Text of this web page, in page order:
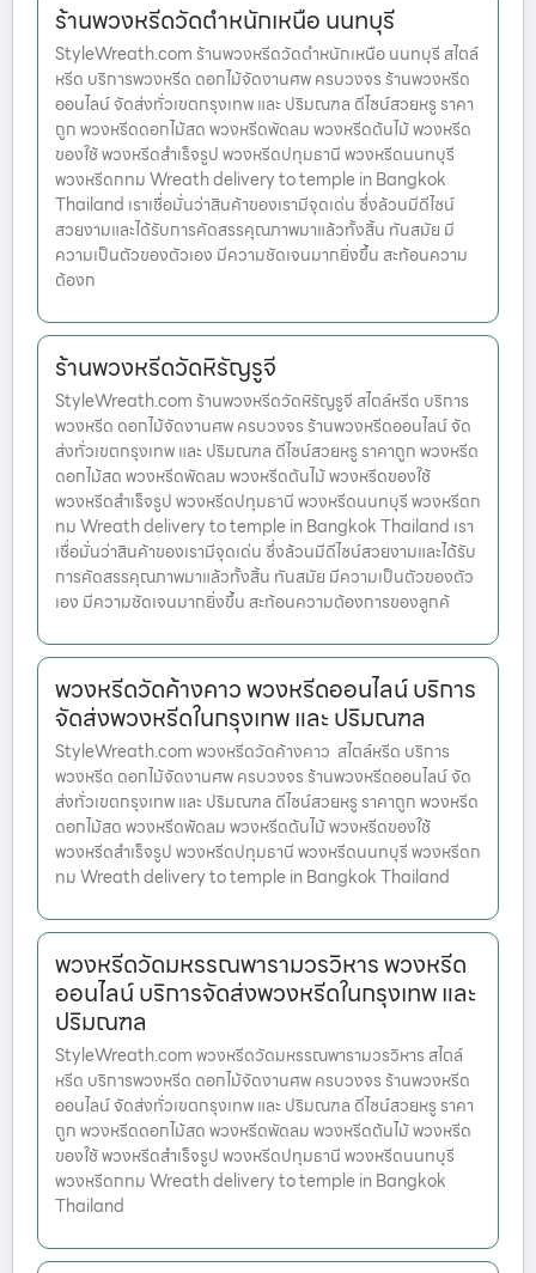
ร้านพวงหรีดวัดตำหนักเหนือ นนทบุรี
StyleWreath.com ร้านพวงหรีดวัดตำหนักเหนือ นนทบุรี สไตล์
หรีด บริการพวงหรีด ดอกไม้จัดงานศพ ครบวงจร ร้านพวงหรีด
ออนไลน์ จัดส่งทั่วเขตกรุงเทพ และ ปริมณฑล ดีไซน์สวยหรู ราคา
ถูก พวงหรีดดอกไม้สด พวงหรีดพัดลม พวงหรีดต้นไม้ พวงหรีด
ของใช้ พวงหรีดสำเร็จรูป พวงหรีดปทุมธานี พวงหรีดนนทบุรี
พวงหรีดกทม Wreath delivery to temple in Bangkok
Thailand เราเชื่อมั่นว่าสินค้าของเรามีจุดเด่น ซึ่งล้วนมีดีไซน์
สวยงามและได้รับการคัดสรรคุณภาพมาแล้วทั้งสิ้น ทันสมัย มี
ความเป็นตัวของตัวเอง มีความชัดเจนมากยิ่งขึ้น สะท้อนความ
ต้องก
ร้านพวงหรีดวัดหิรัญรูจี
StyleWreath.com ร้านพวงหรีดวัดหิรัญรูจี สไตล์หรีด บริการ
พวงหรีด ดอกไม้จัดงานศพ ครบวงจร ร้านพวงหรีดออนไลน์ จัด
ส่งทั่วเขตกรุงเทพ และ ปริมณฑล ดีไซน์สวยหรู ราคาถูก พวงหรีด
ดอกไม้สด พวงหรีดพัดลม พวงหรีดต้นไม้ พวงหรีดของใช้
พวงหรีดสำเร็จรูป พวงหรีดปทุมธานี พวงหรีดนนทบุรี พวงหรีดก
ทม Wreath delivery to temple in Bangkok Thailand เรา
เชื่อมั่นว่าสินค้าของเรามีจุดเด่น ซึ่งล้วนมีดีไซน์สวยงามและได้รับ
การคัดสรรคุณภาพมาแล้วทั้งสิ้น ทันสมัย มีความเป็นตัวของตัว
เอง มีความชัดเจนมากยิ่งขึ้น สะท้อนความต้องการของลูกค้
พวงหรีดวัดค้างคาว พวงหรีดออนไลน์ บริการ
จัดส่งพวงหรีดในกรุงเทพ และ ปริมณฑล
StyleWreath.com พวงหรีดวัดค้างคาว สไตล์หรีด บริการ
พวงหรีด ดอกไม้จัดงานศพ ครบวงจร ร้านพวงหรีดออนไลน์ จัด
ส่งทั่วเขตกรุงเทพ และ ปริมณฑล ดีไซน์สวยหรู ราคาถูก พวงหรีด
ดอกไม้สด พวงหรีดพัดลม พวงหรีดต้นไม้ พวงหรีดของใช้
พวงหรีดสำเร็จรูป พวงหรีดปทุมธานี พวงหรีดนนทบุรี พวงหรีดก
ทม Wreath delivery to temple in Bangkok Thailand
พวงหรีดวัดมหรรณพารามวรวิหาร พวงหรีด
ออนไลน์ บริการจัดส่งพวงหรีดในกรุงเทพ และ
ปริมณฑล
StyleWreath.com พวงหรีดวัดมหรรณพารามวรวิหาร สไตล์
หรีด บริการพวงหรีด ดอกไม้จัดงานศพ ครบวงจร ร้านพวงหรีด
ออนไลน์ จัดส่งทั่วเขตกรุงเทพ และ ปริมณฑล ดีไซน์สวยหรู ราคา
ถูก พวงหรีดดอกไม้สด พวงหรีดพัดลม พวงหรีดต้นไม้ พวงหรีด
ของใช้ พวงหรีดสำเร็จรูป พวงหรีดปทุมธานี พวงหรีดนนทบุรี
พวงหรีดกทม Wreath delivery to temple in Bangkok
Thailand